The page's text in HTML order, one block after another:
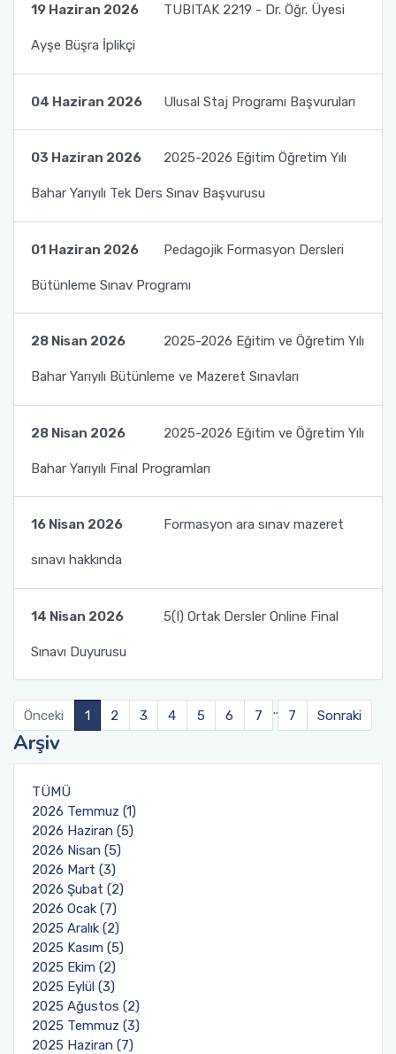
19 Haziran 2026 TUBITAK 2219 - Dr. Öğr. Üyesi
Ayşe Büşra İplikçi
04 Haziran 2026 Ulusal Staj Programı Başvuruları
03 Haziran 2026 2025-2026 Eğitim Öğretim Yılı
Bahar Yarıyılı Tek Ders Sınav Başvurusu
01 Haziran 2026 Pedagojik Formasyon Dersleri
Bütünleme Sınav Programı
28 Nisan 2026 2025-2026 Eğitim ve Öğretim Yılı
Bahar Yarıyılı Bütünleme ve Mazeret Sınavları
28 Nisan 2026 2025-2026 Eğitim ve Öğretim Yılı
Bahar Yarıyılı Final Programları
16 Nisan 2026 Formasyon ara sınav mazeret
sınavı hakkında
14 Nisan 2026 5(I) Ortak Dersler Online Final
Sınavı Duyurusu
Önceki 1 2 3 4 5 6 7 .. 7 Sonraki
Arşiv
TÜMÜ
2026 Temmuz (1)
2026 Haziran (5)
2026 Nisan (5)
2026 Mart (3)
2026 Şubat (2)
2026 Ocak (7)
2025 Aralık (2)
2025 Kasım (5)
2025 Ekim (2)
2025 Eylül (3)
2025 Ağustos (2)
2025 Temmuz (3)
2025 Haziran (7)
Sosyoloji Bölümü
Türk Dili ve Edebiyatı Bölümü
Sempozyumu
Etkinlikler
İş Akış Takvimi